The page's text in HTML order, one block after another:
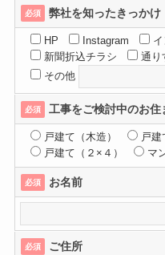
必須 弊社を知ったきっかけ
HP Instagram
新聞折込チラシ
通り
その他
必須 工事をご検討中のお住
戸建て（木造） 戸建
戸建て（２×４）
マ
必須 お名前
必須 ご住所